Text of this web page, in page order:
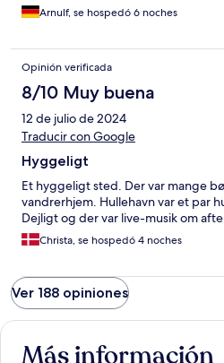
Arnulf, se hospedó 6 noches
Opinión verificada
8/10 Muy buena
12 de julio de 2024
Traducir con Google
Hyggeligt
Et hyggeligt sted. Der var mange
vandrerhjem. Hullehavn var et par
Dejligt og der var live-musik om
Christa, se hospedó 4 noches
Ver 188 opiniones
Más información